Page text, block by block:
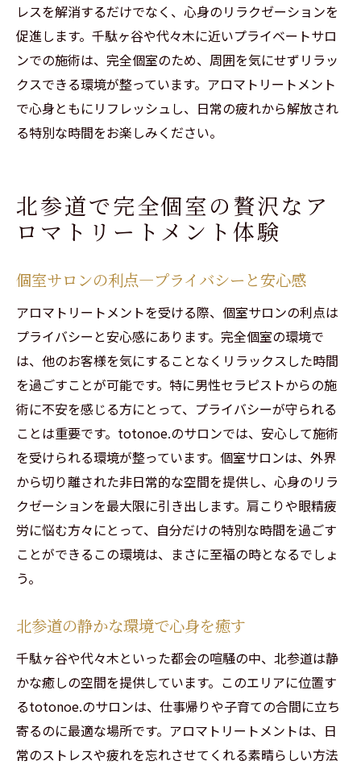
レスを解消するだけでなく、心身のリラクゼーションを
促進します。千駄ヶ谷や代々木に近いプライベートサロ
ンでの施術は、完全個室のため、周囲を気にせずリラッ
クスできる環境が整っています。アロマトリートメント
で心身ともにリフレッシュし、日常の疲れから解放され
る特別な時間をお楽しみください。
北参道で完全個室の贅沢なア
ロマトリートメント体験
個室サロンの利点—プライバシーと安心感
アロマトリートメントを受ける際、個室サロンの利点は
プライバシーと安心感にあります。完全個室の環境で
は、他のお客様を気にすることなくリラックスした時間
を過ごすことが可能です。特に男性セラピストからの施
術に不安を感じる方にとって、プライバシーが守られる
ことは重要です。totonoe.のサロンでは、安心して施術
を受けられる環境が整っています。個室サロンは、外界
から切り離された非日常的な空間を提供し、心身のリラ
クゼーションを最大限に引き出します。肩こりや眼精疲
労に悩む方々にとって、自分だけの特別な時間を過ごす
ことができるこの環境は、まさに至福の時となるでしょ
う。
北参道の静かな環境で心身を癒す
千駄ヶ谷や代々木といった都会の喧騒の中、北参道は静
かな癒しの空間を提供しています。このエリアに位置す
るtotonoe.のサロンは、仕事帰りや子育ての合間に立ち
寄るのに最適な場所です。アロマトリートメントは、日
常のストレスや疲れを忘れさせてくれる素晴らしい方法